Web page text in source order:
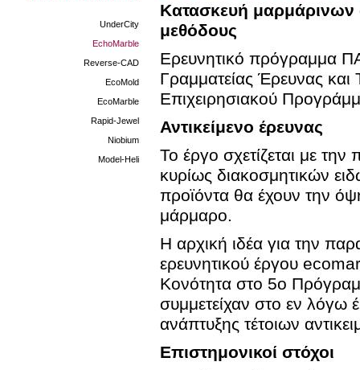
UnderCity
EchoMarble
Reverse-CAD
EcoMold
EcoMarble
Rapid-Jewel
Niobium
Model-Heli
Κατασκευή μαρμάρινων
μεθόδους
Ερευνητικό πρόγραμμα
Γραμματείας Έρευνας και
Επιχειρησιακού
Αντικείμενο έρευνας
Το έργο σχετίζεται με
κυρίως διακοσμητικών
προϊόντα θα έχουν την
μάρμαρο.
Η αρχική ιδέα για την
ερευνητικού έργου
Κονότητα στο 5ο
συμμετείχαν στο εν λόγω
ανάπτυξης τέτοιων
Επιστημονικοί στόχοι